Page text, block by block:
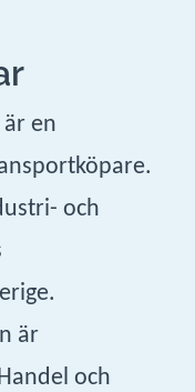
en
och
är
och